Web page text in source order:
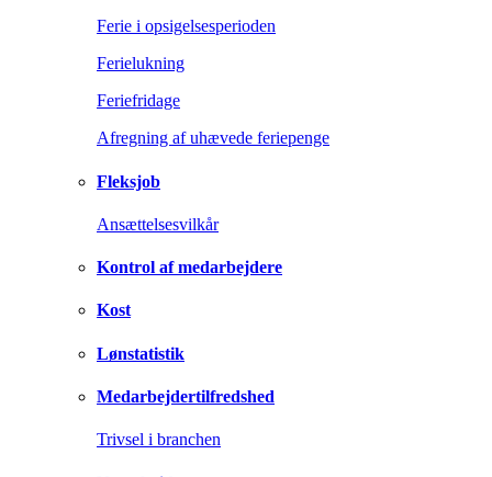
Ferie i opsigelsesperioden
Ferielukning
Feriefridage
Afregning af uhævede feriepenge
Fleksjob
Ansættelsesvilkår
Kontrol af medarbejdere
Kost
Lønstatistik
Medarbejdertilfredshed
Trivsel i branchen